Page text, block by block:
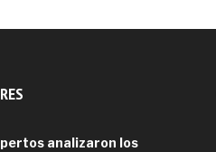
analizaron los